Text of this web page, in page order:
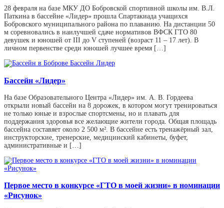
28 февраля на базе МКУ ДО Бобровской спортивной школы им. В.Л.
Паткина в бассейне «Лидер» прошла Спартакиада учащихся
Бобровского муниципального района по плаванию. На дистанции 50
м соревновались в наилучшей сдаче нормативов ВФСК ГТО 80
девушек и юношей от III до V ступеней (возраст 11 – 17 лет). В
личном первенстве среди юношей лучшее время […]
Бассейн «Лидер»
На базе Образовательного Центра «Лидер» им. А. В. Гордеева
открыли новый бассейн на 8 дорожек, в котором могут тренироваться
не только юные и взрослые спортсмены, но и плавать для
поддержания здоровья все желающие жители города. Общая площадь
бассейна составяет около 2 500 м². В бассейне есть тренажёрный зал,
инструкторские, тренерские, медицинский кабинеты, буфет,
административные и […]
Первое место в конкурсе «ГТО в моей жизни» в номинации
«Рисунок»